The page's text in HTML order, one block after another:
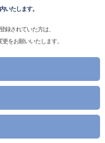
いたします。
録されていた方は、
をお願いいたします。